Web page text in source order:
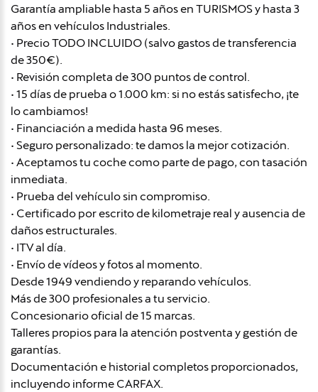
Garantía ampliable hasta 5 años en TURISMOS y hasta 3
años en vehículos Industriales.
• Precio TODO INCLUIDO (salvo gastos de transferencia
de 350€).
• Revisión completa de 300 puntos de control.
• 15 días de prueba o 1.000 km: si no estás satisfecho, ¡te
lo cambiamos!
• Financiación a medida hasta 96 meses.
• Seguro personalizado: te damos la mejor cotización.
• Aceptamos tu coche como parte de pago, con tasación
inmediata.
• Prueba del vehículo sin compromiso.
• Certificado por escrito de kilometraje real y ausencia de
daños estructurales.
• ITV al día.
• Envío de vídeos y fotos al momento.
Desde 1949 vendiendo y reparando vehículos.
Más de 300 profesionales a tu servicio.
Concesionario oficial de 15 marcas.
Talleres propios para la atención postventa y gestión de
garantías.
Documentación e historial completos proporcionados,
incluyendo informe CARFAX.